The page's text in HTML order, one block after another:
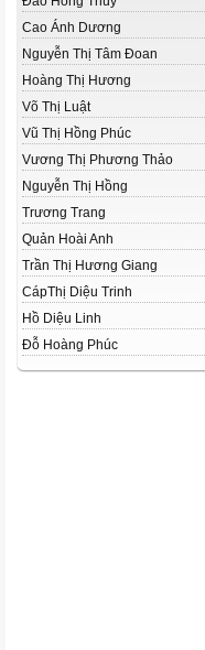
Cao Ánh Dương
Nguyễn Thị Tâm Đoan
Hoàng Thị Hương
Võ Thị Luật
Vũ Thị Hồng Phúc
Vương Thị Phương Thảo
Nguyễn Thị Hồng
Trương Trang
Quản Hoài Anh
Trần Thị Hương Giang
CápThị Diệu Trinh
Hồ Diệu Linh
Đỗ Hoàng Phúc